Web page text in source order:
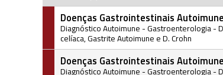
Doenças Gastrointestinais
Diagnóstico Autoimune - Gastroenterologia -
celíaca, Gastrite Autoimune e D. Crohn
Doenças Gastrointestinais
Diagnóstico Autoimune - Gastroenterologia -